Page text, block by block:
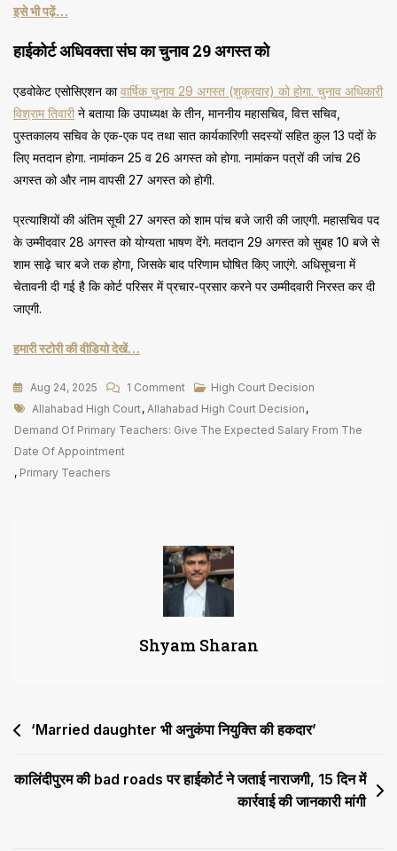
इसे भी पढ़ें…
हाईकोर्ट अधिवक्ता संघ का चुनाव 29 अगस्त को
एडवोकेट एसोसिएशन कावार्षिक चुनाव 29 अगस्त (शुक्रवार) को होगा. चुनाव अधिकारी
विश्राम तिवारी ने बताया कि उपाध्यक्ष के तीन, माननीय महासचिव, वित्त सचिव,
पुस्तकालय सचिव के एक-एक पद तथा सात कार्यकारिणी सदस्यों सहित कुल 13 पदों के
लिए मतदान होगा. नामांकन 25 व 26 अगस्त को होगा. नामांकन पत्रों की जांच 26
अगस्त को और नाम वापसी 27 अगस्त को होगी.
प्रत्याशियों की अंतिम सूची 27 अगस्त को शाम पांच बजे जारी की जाएगी. महासचिव पद
के उम्मीदवार 28 अगस्त को योग्यता भाषण देंगे. मतदान 29 अगस्त को सुबह 10 बजे से
शाम साढ़े चार बजे तक होगा, जिसके बाद परिणाम घोषित किए जाएंगे. अधिसूचना में
चेतावनी दी गई है कि कोर्ट परिसर में प्रचार-प्रसार करने पर उम्मीदवारी निरस्त कर दी
जाएगी.
हमारी स्टोरी की वीडियो देखें…
Aug 24, 2025 1 CommentOn
प्राइमरी
Teachars
प्रक्षिशित
वेतमान
दें
High Court Decision
Tags
Allahabad High Court, Allahabad High Court Decision ,
Demand Of Primary Teachers: Give The Expected Salary From The
Date Of Appointment
, Primary Teachers
Shyam Sharan
Post‘Married daughter भी अनुकंपा नियुक्ति की हकदार’
कालिंदीपुरम की bad roads पर हाईकोर्ट ने जताई नाराजगी, 15 दिन में
कार्रवाई की जानकारी मांगी